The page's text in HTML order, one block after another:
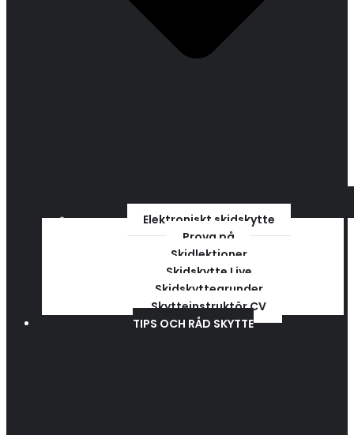
Elektroniskt skidskytte
Prova på
Skidlektioner
Skidskytte Live
Skidskyttegrunder
Skytteinstruktör CV
TIPS OCH RÅD SKYTTE